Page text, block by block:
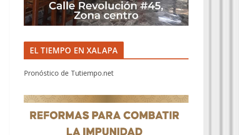
EL TIEMPO EN XALAPA
Pronóstico de Tutiempo.net